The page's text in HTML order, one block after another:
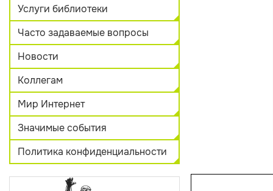
Услуги библиотеки
Часто задаваемые вопросы
Новости
Коллегам
Мир Интернет
Значимые события
Политика конфиденциальности